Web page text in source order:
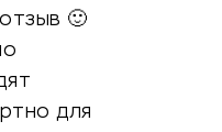
🙂
для